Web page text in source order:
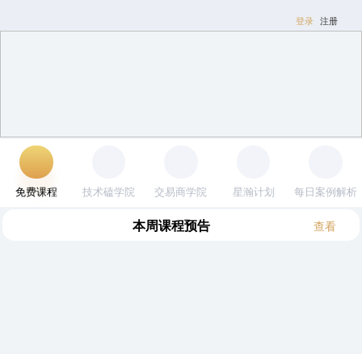
登录 注册
免费课程 技术磕学院 交易商学院 星瀚计划 每日案例解析
本周课程预告 查看